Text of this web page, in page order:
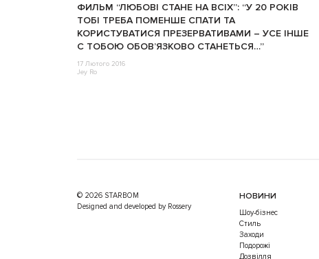
ФИЛЬМ “ЛЮБОВI СТАНЕ НА ВСIХ”: “У 20 РОКIВ
ТОБI ТРЕБА ПОМЕНШЕ СПАТИ ТА
КОРИСТУВАТИСЯ ПРЕЗЕРВАТИВАМИ – УСЕ IНШЕ
С ТОБОЮ ОБОВ’ЯЗКОВО СТАНЕТЬСЯ…”
17 Лютого 2016
Jey Ro
© 2026 STARBOM
Designed and developed by Rossery
НОВИНИ
Шоу-бізнес
Стиль
Заходи
Подорожі
Дозвілля